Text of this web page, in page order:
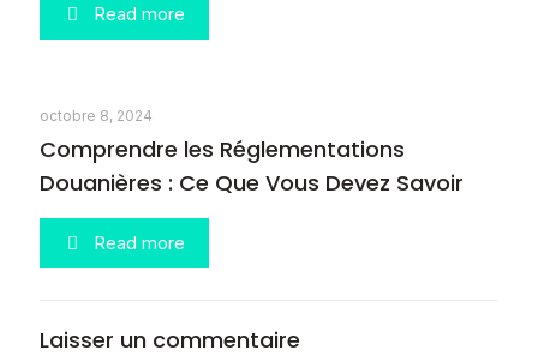
Read more
octobre 8, 2024
Comprendre les Réglementations
Douanières : Ce Que Vous Devez Savoir
Read more
Laisser un commentaire